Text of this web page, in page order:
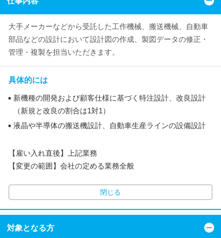
大手メーカーなどから受託した工作機械、搬送機械、自動車
部品などの設計において設計図の作成、製図データの修正・
管理・複製を担当いただきます。
具体的には
新機種の開発および顧客仕様に基づく特注設計、改良設計
（新規と改良の割合は1対1）
液晶や半導体の搬送機設計、自動車生産ラインの設備設計
【雇い入れ直後】上記業務
【変更の範囲】会社の定める業務全般
閉じる
対象となる方